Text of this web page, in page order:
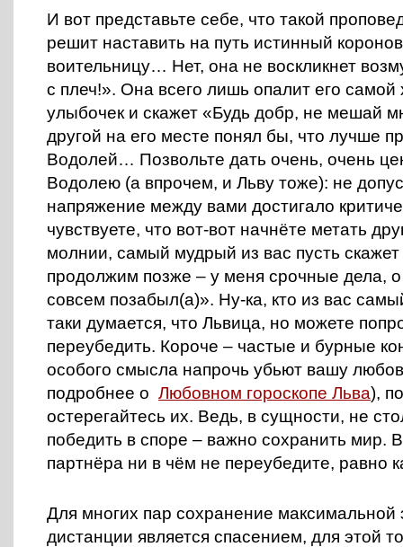
И вот представьте себе, что такой
решит наставить на путь истинный
воительницу… Нет, она не воскликнет
с плеч!». Она всего лишь опалит его
улыбочек и скажет «Будь добр, не мешай
другой на его месте понял бы, что лучше
Водолей… Позвольте дать очень, очень
Водолею (а впрочем, и Льву тоже): не
напряжение между вами достигало
чувствуете, что вот-вот начнёте метать
молнии, самый мудрый из вас пусть
продолжим позже – у меня срочные дела,
совсем позабыл(а)». Ну-ка, кто из вас
таки думается, что Львица, но можете
переубедить. Короче – частые и бурные
особого смысла напрочь убьют вашу
подробнее о Любовном гороскопе Льва),
остерегайтесь их. Ведь, в сущности, не
победить в споре – важно сохранить мир.
партнёра ни в чём не переубедите, равно
Для многих пар сохранение
дистанции является спасением, для этой